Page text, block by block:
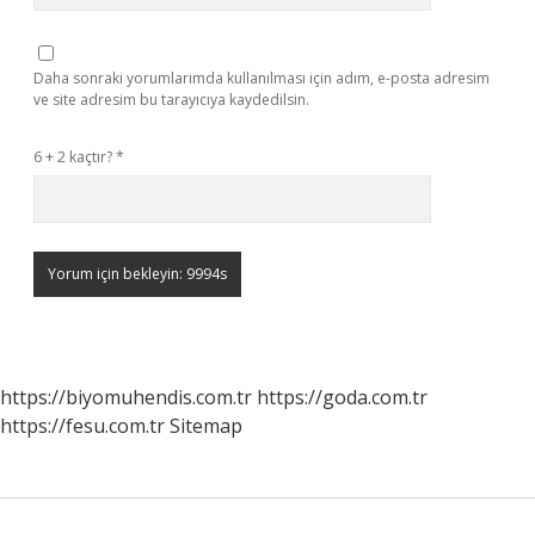
Daha sonraki yorumlarımda kullanılması için adım, e-posta adresim
ve site adresim bu tarayıcıya kaydedilsin.
6 + 2 kaçtır?*
https://biyomuhendis.com.tr https://goda.com.tr
https://fesu.com.trSitemap